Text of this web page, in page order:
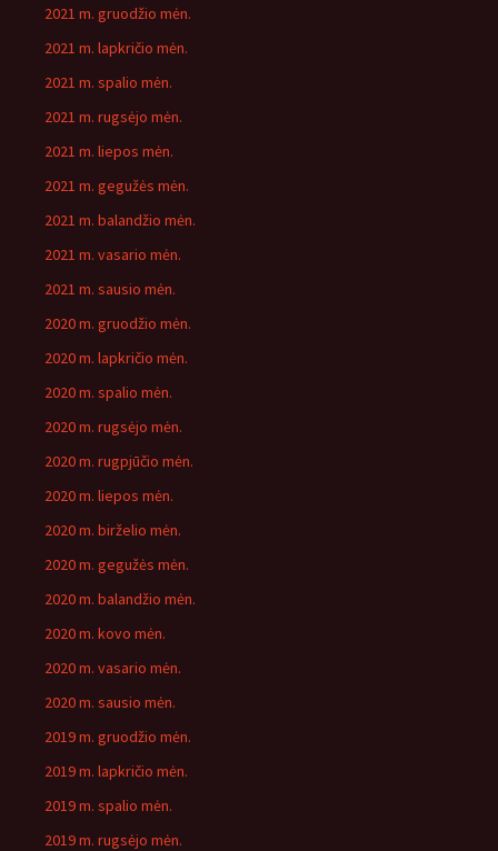
2021 m. gruodžio mėn.
2021 m. lapkričio mėn.
2021 m. spalio mėn.
2021 m. rugsėjo mėn.
2021 m. liepos mėn.
2021 m. gegužės mėn.
2021 m. balandžio mėn.
2021 m. vasario mėn.
2021 m. sausio mėn.
2020 m. gruodžio mėn.
2020 m. lapkričio mėn.
2020 m. spalio mėn.
2020 m. rugsėjo mėn.
2020 m. rugpjūčio mėn.
2020 m. liepos mėn.
2020 m. birželio mėn.
2020 m. gegužės mėn.
2020 m. balandžio mėn.
2020 m. kovo mėn.
2020 m. vasario mėn.
2020 m. sausio mėn.
2019 m. gruodžio mėn.
2019 m. lapkričio mėn.
2019 m. spalio mėn.
2019 m. rugsėjo mėn.